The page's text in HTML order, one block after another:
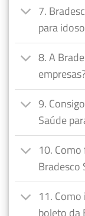
7.
para
8. A
9.
Saúde
10.
Bradesco
11.